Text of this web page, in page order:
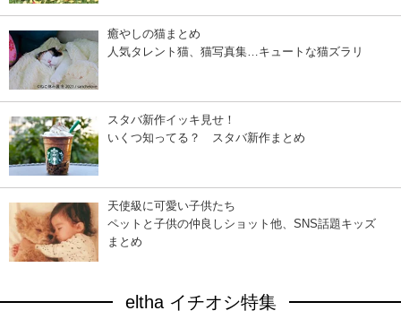
癒やしの猫まとめ
人気タレント猫、猫写真集…キュートな猫ズラリ
スタバ新作イッキ見せ！
いくつ知ってる？ スタバ新作まとめ
天使級に可愛い子供たち
ペットと子供の仲良しショット他、SNS話題キッズ
まとめ
eltha イチオシ特集